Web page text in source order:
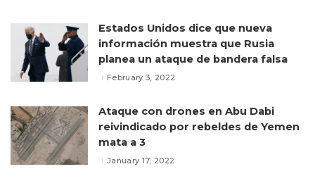
Estados Unidos dice que nueva
información muestra que Rusia
planea un ataque de bandera falsa
February 3, 2022
Ataque con drones en Abu Dabi
reivindicado por rebeldes de Yemen
mata a 3
January 17, 2022